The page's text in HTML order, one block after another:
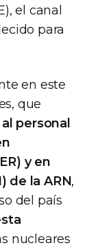
el canal
para
en este
que
personal
y en
de la ARN,
del país
nucleares